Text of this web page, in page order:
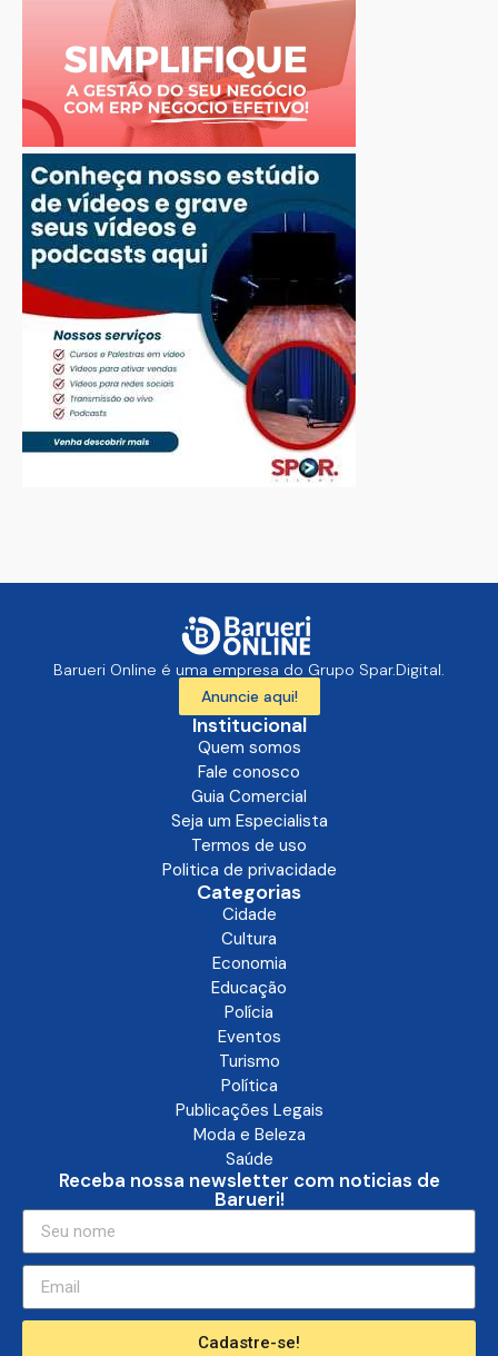
Barueri Online é uma empresa do Grupo Spar.Digital.
Anuncie aqui!
Institucional
Quem somos
Fale conosco
Guia Comercial
Seja um Especialista
Termos de uso
Politica de privacidade
Categorias
Cidade
Cultura
Economia
Educação
Polícia
Eventos
Turismo
Política
Publicações Legais
Moda e Beleza
Saúde
Receba nossa newsletter com noticias de
Barueri!
Cadastre-se!